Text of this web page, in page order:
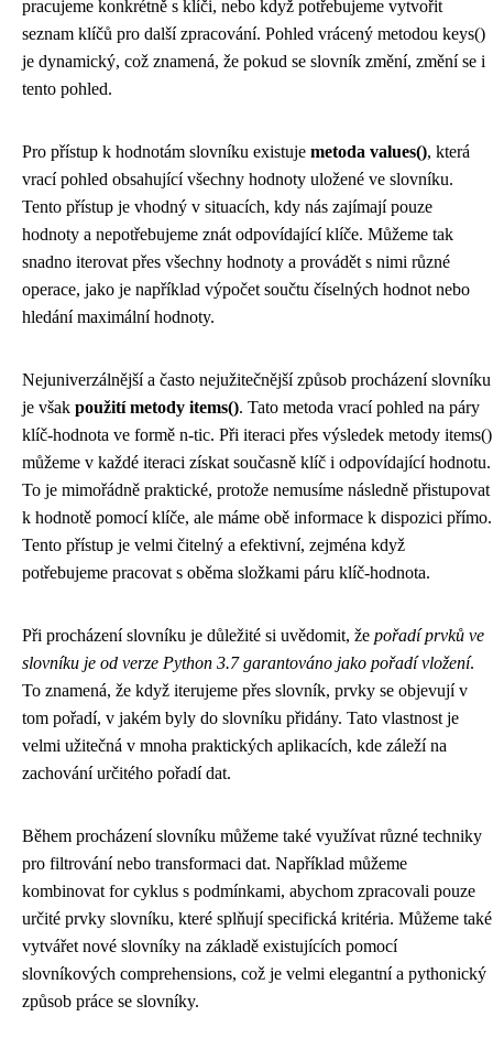
pracujeme konkrétně s klíči, nebo když potřebujeme vytvořit
seznam klíčů pro další zpracování. Pohled vrácený metodou keys()
je dynamický, což znamená, že pokud se slovník změní, změní se i
tento pohled.
Pro přístup k hodnotám slovníku existuje metoda values(), která
vrací pohled obsahující všechny hodnoty uložené ve slovníku.
Tento přístup je vhodný v situacích, kdy nás zajímají pouze
hodnoty a nepotřebujeme znát odpovídající klíče. Můžeme tak
snadno iterovat přes všechny hodnoty a provádět s nimi různé
operace, jako je například výpočet součtu číselných hodnot nebo
hledání maximální hodnoty.
Nejuniverzálnější a často nejužitečnější způsob procházení slovníku
je však použití metody items(). Tato metoda vrací pohled na páry
klíč-hodnota ve formě n-tic. Při iteraci přes výsledek metody items()
můžeme v každé iteraci získat současně klíč i odpovídající hodnotu.
To je mimořádně praktické, protože nemusíme následně přistupovat
k hodnotě pomocí klíče, ale máme obě informace k dispozici přímo.
Tento přístup je velmi čitelný a efektivní, zejména když
potřebujeme pracovat s oběma složkami páru klíč-hodnota.
Při procházení slovníku je důležité si uvědomit, že pořadí prvků ve
slovníku je od verze Python 3.7 garantováno jako pořadí vložení.
To znamená, že když iterujeme přes slovník, prvky se objevují v
tom pořadí, v jakém byly do slovníku přidány. Tato vlastnost je
velmi užitečná v mnoha praktických aplikacích, kde záleží na
zachování určitého pořadí dat.
Během procházení slovníku můžeme také využívat různé techniky
pro filtrování nebo transformaci dat. Například můžeme
kombinovat for cyklus s podmínkami, abychom zpracovali pouze
určité prvky slovníku, které splňují specifická kritéria. Můžeme také
vytvářet nové slovníky na základě existujících pomocí
slovníkových comprehensions, což je velmi elegantní a pythonický
způsob práce se slovníky.